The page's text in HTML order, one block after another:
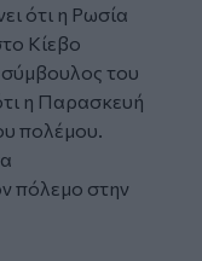
ότι η Ρωσία
Κίεβο
του
η Παρασκευή
πολέμου.
πόλεμο στην